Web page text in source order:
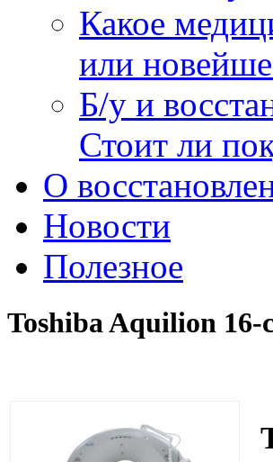
Какое
или
Б/у и
Стоит ли
О
Новости
Полезное
Toshiba Aquilion 16-